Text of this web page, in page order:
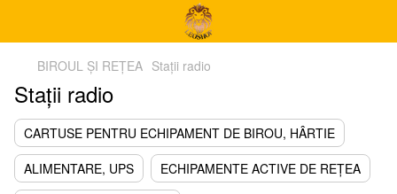
BIROUL ȘI REȚEA Stații radio
Stații radio
CARTUSE PENTRU ECHIPAMENT DE BIROU, HÂRTIE
ALIMENTARE, UPS
ECHIPAMENTE ACTIVE DE REȚEA